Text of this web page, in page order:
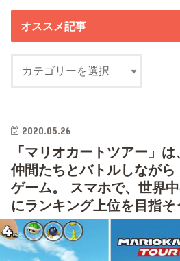
オススメ記事
2020.05.26
「マリオカートツアー」
仲間たちとバトルしながら
ゲーム。 スマホで、世界
にランキング上位を目指そ